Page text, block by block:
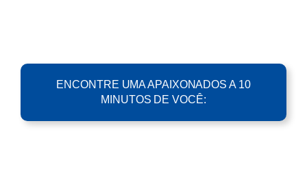
ENCONTRE UMA APAIXONADOS A 10
MINUTOS DE VOCÊ: